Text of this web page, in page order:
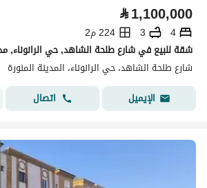
⃁1,100,000
4
3
224 م2
شارع طلحة الشاهد، حي الرانوناء، المدينة المنورة
الإيميل
اتصال